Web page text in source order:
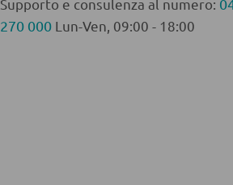
Supporto e consulenza al numero:
270 000 Lun-Ven, 09:00 - 18:00